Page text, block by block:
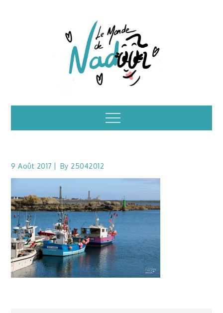
Illustrations – le
monde de Nadoo
Menu
9 Août 2017 By 25042012